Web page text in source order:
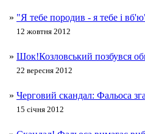
» "Я тебе породив - я тебе і
12 жовтня 2012
» Шок!Козловський позбувся
22 вересня 2012
» Черговий скандал: Фальоса
15 січня 2012